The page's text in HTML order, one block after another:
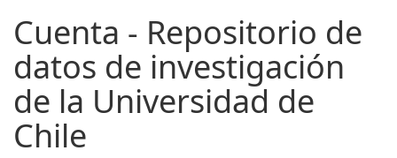
Cuenta - Repositorio de
datos de investigación
de la Universidad de
Chile